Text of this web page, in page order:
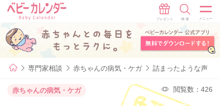
専門家相談 赤ちゃんの病気・ケガ 詰まったような声
赤ちゃんの病気・ケガ 閲覧数：426